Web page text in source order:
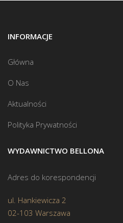
INFORMACJE
Główna
O Nas
Aktualności
Polityka Prywatności
WYDAWNICTWO BELLONA
Adres do korespondencji
ul. Hankiewicza 2
02-103 Warszawa